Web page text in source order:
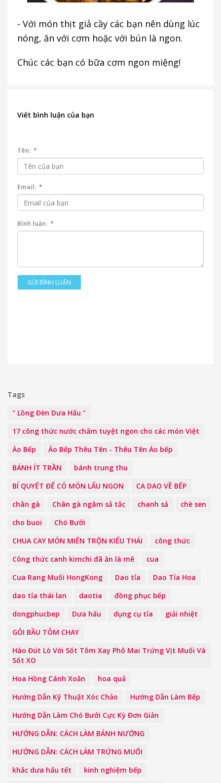
- Với món thịt giả cầy các bạn nên dùng lúc
nóng, ăn với cơm hoặc với bún là ngon.
Chúc các bạn có bữa cơm ngon miệng!
Viết bình luận của bạn
Tên: *
Email: *
Bình luận: *
GỬI BÌNH LUẬN
Tags
" Lồng Đèn Dưa Hấu "
17 công thức nước chấm tuyệt ngon cho các món Việt
Áo Bếp
Áo Bếp Thêu Tên - Thêu Tên Áo bếp
BÁNH ÍT TRẦN
bánh trung thu
BÍ QUYẾT ĐỂ CÓ MÓN LẨU NGON
CA DAO VỀ BẾP
chân gà
Chân gà ngâm sả tắc chanh sả
chè sen
cho buoi
Chó Bưởi
CHUA CAY MÓN MIẾN TRỘN KIỂU THÁI
công thức
Công thức canh kimchi đã ăn là mê
cua
Cua Rang Muối HongKong
Dao tỉa
Dao Tỉa Hoa
dao tỉa thái lan
daotia
đồng phục bếp
dongphucbep
Dưa hấu dụng cụ tỉa
giải nhiệt
GỎI BẦU TÔM CHAY
Hào Đút Lò Với Sốt Tôm Xay Phô Mai Trứng Vịt Muối Và
Sốt XO
Hoa Hồng Cánh Xoăn
hoa quả
Hướng Dẫn Kỹ Thuật Xóc Chảo
Hướng Dẫn Làm Bếp
Hướng Dẫn Làm Chó Bưởi Cực Kỳ Đơn Giản
HƯỚNG DẪN: CÁCH LÀM BÁNH NƯỚNG
HƯỚNG DẪN: CÁCH LÀM TRỨNG MUỐI
khắc dưa hấu tết
kinh nghiệm bếp